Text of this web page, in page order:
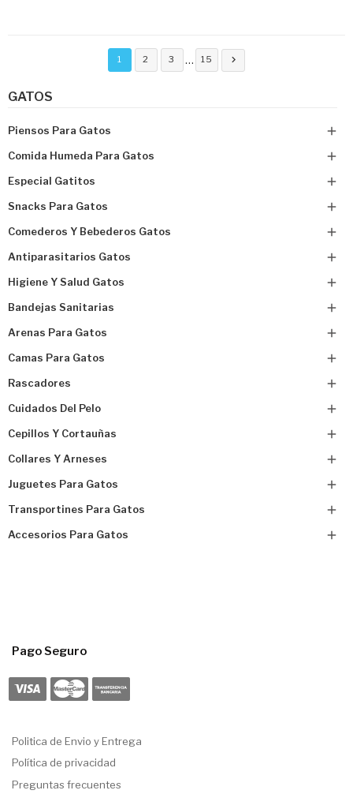
GATOS
Piensos Para Gatos 
Comida Humeda Para Gatos 
Especial Gatitos 
Snacks Para Gatos 
Comederos Y Bebederos Gatos 
Antiparasitarios Gatos 
Higiene Y Salud Gatos 
Bandejas Sanitarias 
Arenas Para Gatos 
Camas Para Gatos 
Rascadores 
Cuidados Del Pelo 
Cepillos Y Cortauñas 
Collares Y Arneses 
Juguetes Para Gatos 
Transportines Para Gatos 
Accesorios Para Gatos 
1 2 3 … 15 
Pago Seguro
Politica de Envio y Entrega
Política de privacidad
Preguntas frecuentes